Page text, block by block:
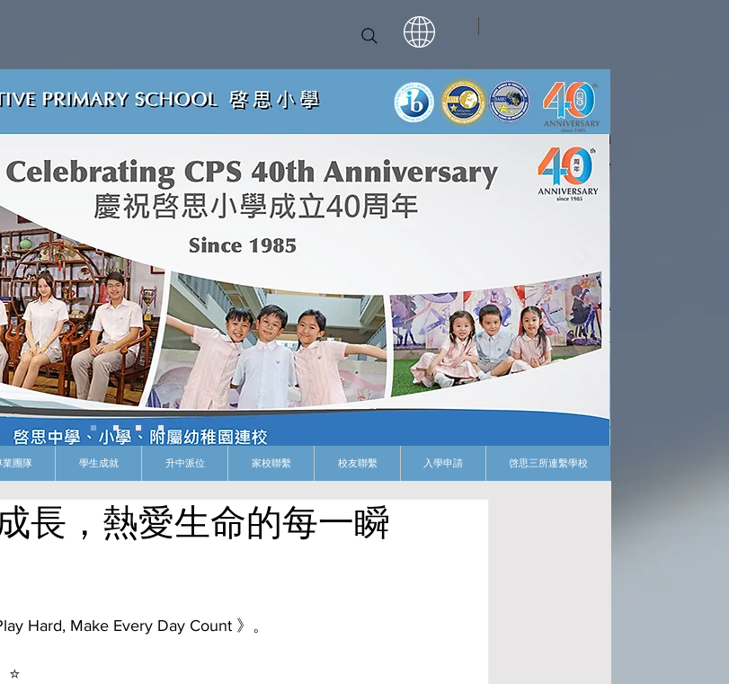
業團隊 學生成就 升中派位 家校聯繫 校友聯繫 入學申請 啓思三所連繫學校
長，熱愛生命的每一瞬
Hard, Make Every Day Count 》。
⭐️